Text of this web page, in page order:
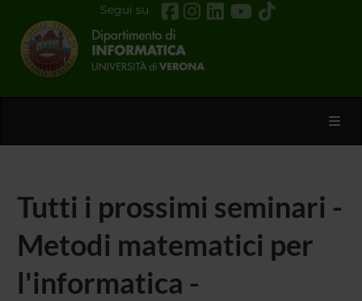
Segui su
Tutti i prossimi seminari -
Metodi matematici per
l'informatica -